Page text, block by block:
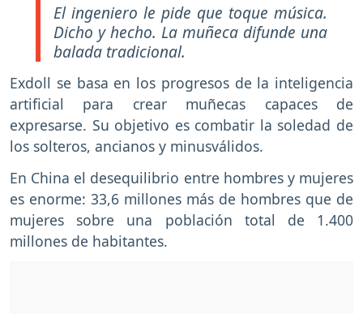
El ingeniero le pide que toque música.
Dicho y hecho. La muñeca difunde una
balada tradicional.
Exdoll se basa en los progresos de la inteligencia
artificial para crear muñecas capaces de
expresarse. Su objetivo es combatir la soledad de
los solteros, ancianos y minusválidos.
En China el desequilibrio entre hombres y mujeres
es enorme: 33,6 millones más de hombres que de
mujeres sobre una población total de 1.400
millones de habitantes.